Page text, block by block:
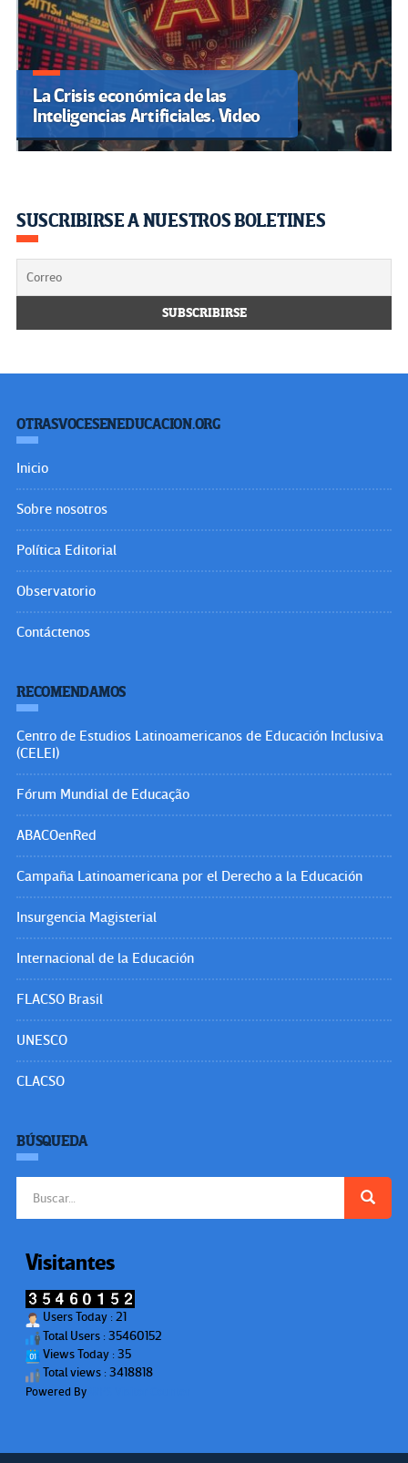
La Crisis económica de las
Inteligencias Artificiales. Video
SUSCRIBIRSE A NUESTROS BOLETINES
OTRASVOCESENEDUCACION.ORG
Inicio
Sobre nosotros
Política Editorial
Observatorio
Contáctenos
RECOMENDAMOS
Centro de Estudios Latinoamericanos de Educación Inclusiva
(CELEI)
Fórum Mundial de Educação
ABACOenRed
Campaña Latinoamericana por el Derecho a la Educación
Insurgencia Magisterial
Internacional de la Educación
FLACSO Brasil
UNESCO
CLACSO
BÚSQUEDA
Visitantes
Users Today : 21
Total Users : 35460152
Views Today : 35
Total views : 3418818
Powered By